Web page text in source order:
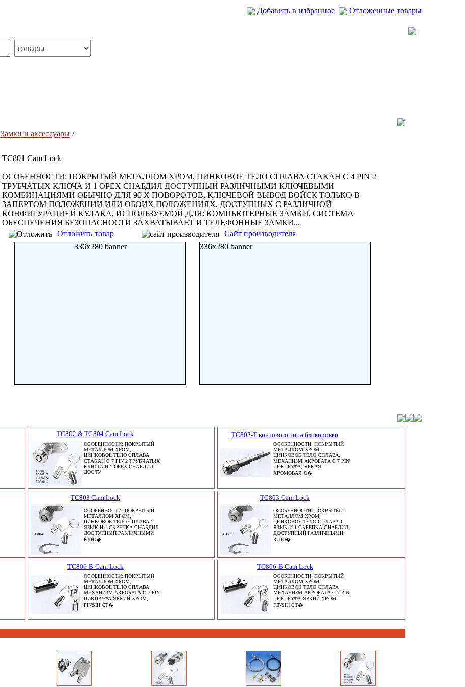
Добавить в избранное Отложенные товары
Замки и аксессуары/
TC801 Cam Lock
ОСОБЕННОСТИ: ПОКРЫТЫЙ МЕТАЛЛОМ ХРОМ, ЦИНКОВОЕ ТЕЛО СПЛАВА СТАКАН С 4 PIN 2
ТРУБЧАТЫХ КЛЮЧА И 1 ОРЕХ СНАБДИЛ ДОСТУПНЫЙ РАЗЛИЧНЫМИ КЛЮЧЕВЫМИ
КОМБИНАЦИЯМИ ОБЫЧНО ДЛЯ 90 X ПОВОРОТОВ, КЛЮЧЕВОЙ ВЫВОД ВОЙСК ТОЛЬКО В
ЗАПЕРТОМ ПОЛОЖЕНИИ ИЛИ ОБОИХ ПОЛОЖЕНИЯХ, ДОСТУПНЫХ С РАЗЛИЧНОЙ
КОНФИГУРАЦИЕЙ КУЛАКА, ИСПОЛЬЗУЕМОЙ ДЛЯ: КОМПЬЮТЕРНЫЕ ЗАМКИ, СИСТЕМА
ОБЕСПЕЧЕНИЯ БЕЗОПАСНОСТИ ЗАХВАТЫВАЕТ И ТЕЛЕФОННЫЕ ЗАМКИ...
Отложить товар
Сайт производителя
336x280 banner
336x280 banner
TC802 & TC804 Cam Lock
ОСОБЕННОСТИ: ПОКРЫТЫЙ
МЕТАЛЛОМ ХРОМ,
ЦИНКОВОЕ ТЕЛО СПЛАВА
СТАКАН С 7 PIN 2 ТРУБЧАТЫХ
КЛЮЧА И 1 ОРЕХ СНАБДИЛ
ДОСТУ
TC802-T винтового типа блокировки
ОСОБЕННОСТИ: ПОКРЫТЫЙ
МЕТАЛЛОМ ХРОМ,
ЦИНКОВОЕ ТЕЛО СПЛАВА,
МЕХАНИЗМ АКРОБАТА С 7 PIN
ПИКПРУФА, ЯРКАЯ
ХРОМОВАЯ О�
TC803 Cam Lock
ОСОБЕННОСТИ: ПОКРЫТЫЙ
МЕТАЛЛОМ ХРОМ,
ЦИНКОВОЕ ТЕЛО СПЛАВА 1
ЯЗЫК И 1 СКРЕПКА СНАБДИЛ
ДОСТУПНЫЙ РАЗЛИЧНЫМИ
КЛЮ�
TC803 Cam Lock
ОСОБЕННОСТИ: ПОКРЫТЫЙ
МЕТАЛЛОМ ХРОМ,
ЦИНКОВОЕ ТЕЛО СПЛАВА 1
ЯЗЫК И 1 СКРЕПКА СНАБДИЛ
ДОСТУПНЫЙ РАЗЛИЧНЫМИ
КЛЮ�
TC806-B Cam Lock
ОСОБЕННОСТИ: ПОКРЫТЫЙ
МЕТАЛЛОМ ХРОМ,
ЦИНКОВОЕ ТЕЛО СПЛАВА
МЕХАНИЗМ АКРОБАТА С 7 PIN
ПИКПРУФА ЯРКИЙ ХРОМ,
FINSIH СТ�
TC806-B Cam Lock
ОСОБЕННОСТИ: ПОКРЫТЫЙ
МЕТАЛЛОМ ХРОМ,
ЦИНКОВОЕ ТЕЛО СПЛАВА
МЕХАНИЗМ АКРОБАТА С 7 PIN
ПИКПРУФА ЯРКИЙ ХРОМ,
FINSIH СТ�